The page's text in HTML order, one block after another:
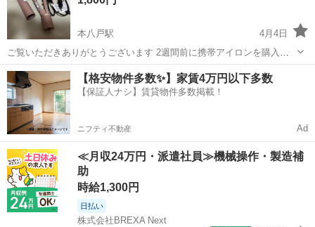
本八戸駅
4月4日
ご覧いただきありがとうございます 2週間前に携帯アイロンを購入し
ましたがやはり大き目がいいかなと思い別のものを購入しました 2台
目をお考えの方いかがでしょうか？ 宜しくお願い致します
青森 八戸市 本八戸駅 美容家電
【格安物件多数✨】家賃4万円以下多数
【保証人ナシ】賃貸物件多数掲載！
ニフティ不動産 Ad
≪月収24万円・派遣社員≫機械操作・製造補
助
時給1,300円
日払い
株式会社BREXA Next